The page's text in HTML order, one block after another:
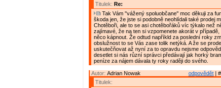
Titulek: Re:
Tak Vám "vážený spoluobčane" moc děkuji za
škoda jen, že jste si podobně neohlídali také prodej
Chotěboři, ale to se asi chotěbořáků víc týkalo než
zajímavé, že na ten si vzpomenete akorát v případě,
něco kápnout. Že odtud napříkld za poslední roky
obslužnost to se Vás zase tolik netýká. A že se
uskutečňovat až nyní za to opravdu nejsme
desetlet si nás různí správci předávají jak horký
peníze za nájem dávala ty roky raději do svého.
odpovědět |
Autor: Adrian Nowak
Titulek: